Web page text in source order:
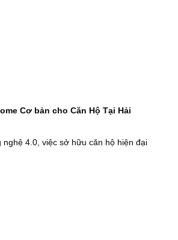
Cơ bản cho Căn Hộ Tại Hải
nghệ 4.0, việc sở hữu căn hộ hiện đại